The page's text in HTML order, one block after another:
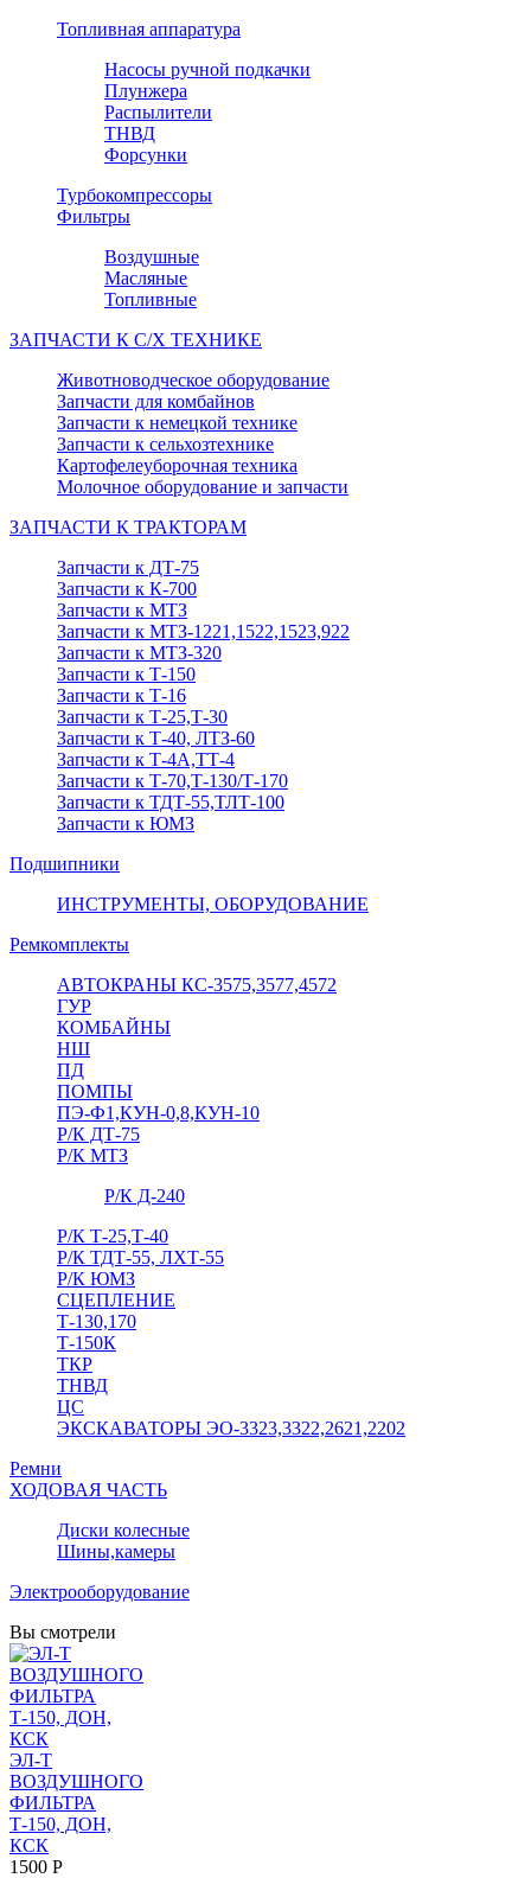
Топливная аппаратура
Насосы ручной подкачки
Плунжера
Распылители
ТНВД
Форсунки
Турбокомпрессоры
Фильтры
Воздушные
Масляные
Топливные
ЗАПЧАСТИ К С/Х ТЕХНИКЕ
Животноводческое оборудование
Запчасти для комбайнов
Запчасти к немецкой технике
Запчасти к сельхозтехнике
Картофелеуборочная техника
Молочное оборудование и запчасти
ЗАПЧАСТИ К ТРАКТОРАМ
Запчасти к ДТ-75
Запчасти к К-700
Запчасти к МТЗ
Запчасти к МТЗ-1221,1522,1523,922
Запчасти к МТЗ-320
Запчасти к Т-150
Запчасти к Т-16
Запчасти к Т-25,Т-30
Запчасти к Т-40, ЛТЗ-60
Запчасти к Т-4А,ТТ-4
Запчасти к Т-70,Т-130/Т-170
Запчасти к ТДТ-55,ТЛТ-100
Запчасти к ЮМЗ
Подшипники
ИНСТРУМЕНТЫ, ОБОРУДОВАНИЕ
Ремкомплекты
АВТОКРАНЫ КС-3575,3577,4572
ГУР
КОМБАЙНЫ
НШ
ПД
ПОМПЫ
ПЭ-Ф1,КУН-0,8,КУН-10
Р/К ДТ-75
Р/К МТЗ
Р/К Д-240
Р/К Т-25,Т-40
Р/К ТДТ-55, ЛХТ-55
Р/К ЮМЗ
СЦЕПЛЕНИЕ
Т-130,170
Т-150К
ТКР
ТНВД
ЦС
ЭКСКАВАТОРЫ ЭО-3323,3322,2621,2202
Ремни
ХОДОВАЯ ЧАСТЬ
Диски колесные
Шины,камеры
Электрооборудование
Вы смотрели
ЭЛ-Т
ВОЗДУШНОГО
ФИЛЬТРА
Т-150, ДОН,
КСК
1500 Р